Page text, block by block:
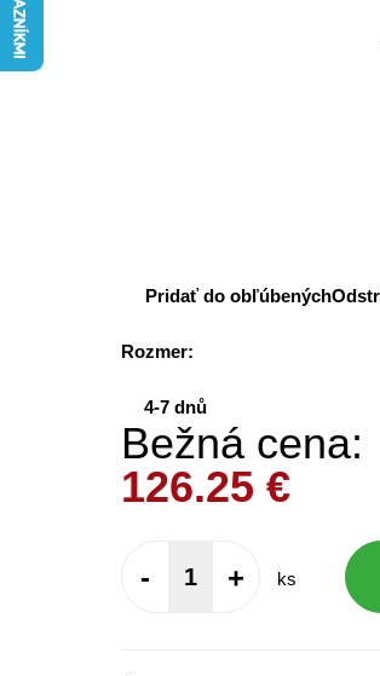
Pridať do obľúbených
Rozmer:
4-7 dnů
Bežná cena:
126.25 €
- + ks